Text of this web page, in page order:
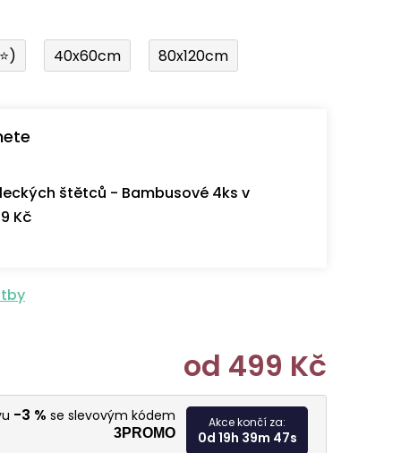
40x60cm 80x120cm
štětců - Bambusové 4ks v
Kč
od 499 Kč
Měrná
-3 % se slevovým kódem
3PROMO
Akce končí za:
0d 19h 39m 46s